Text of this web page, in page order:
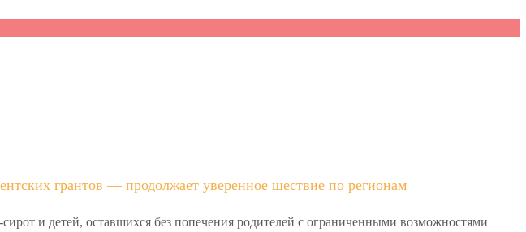
грантов — продолжает уверенное шествие по регионам
и детей, оставшихся без попечения родителей с ограниченными возможностями